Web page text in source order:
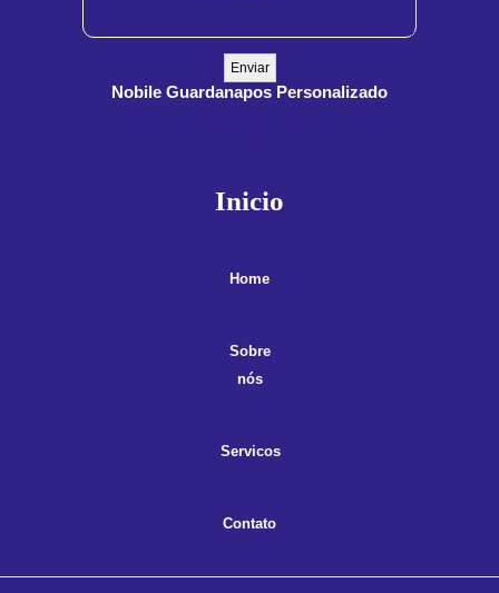
Nobile Guardanapos Personalizado
Inicio
Home
Sobre
nós
Servicos
Contato